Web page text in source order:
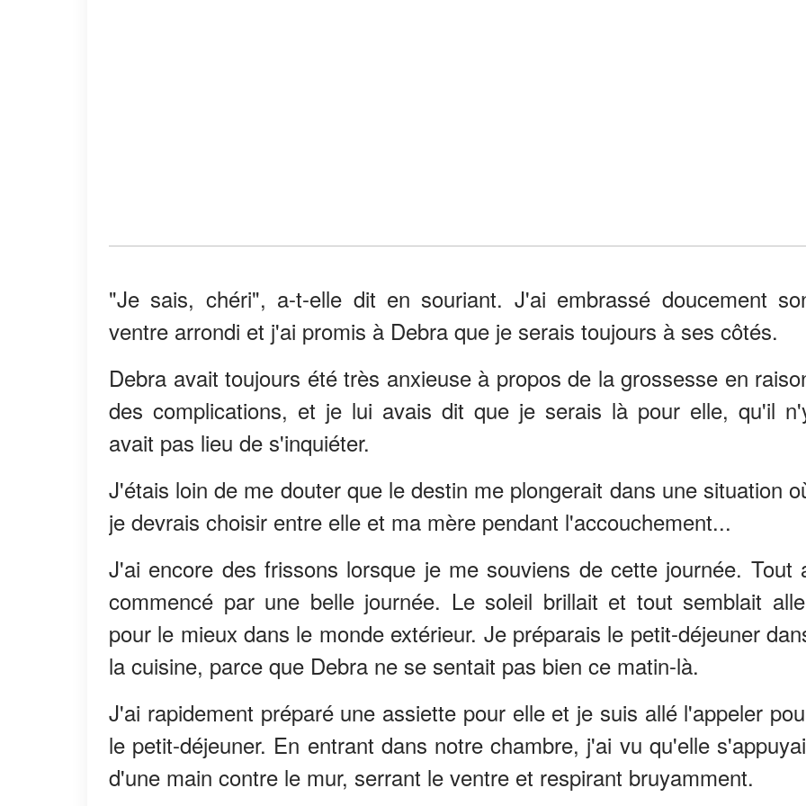
"Je sais, chéri", a-t-elle dit en souriant. J'ai embrassé doucement
ventre arrondi et j'ai promis à Debra que je serais toujours à ses côtés.
Debra avait toujours été très anxieuse à propos de la grossesse en
des complications, et je lui avais dit que je serais là pour elle, qu'il
avait pas lieu de s'inquiéter.
J'étais loin de me douter que le destin me plongerait dans une situation
je devrais choisir entre elle et ma mère pendant l'accouchement...
J'ai encore des frissons lorsque je me souviens de cette journée. Tout
commencé par une belle journée. Le soleil brillait et tout semblait
pour le mieux dans le monde extérieur. Je préparais le petit-déjeuner
la cuisine, parce que Debra ne se sentait pas bien ce matin-là.
J'ai rapidement préparé une assiette pour elle et je suis allé l'appeler
le petit-déjeuner. En entrant dans notre chambre, j'ai vu qu'elle
d'une main contre le mur, serrant le ventre et respirant bruyamment.